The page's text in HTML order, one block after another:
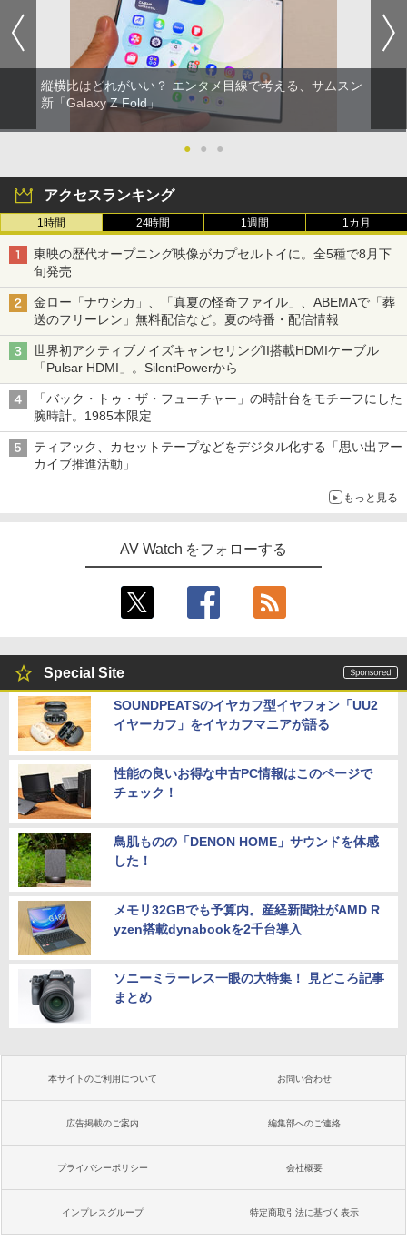
縦横比はどれがいい？ エンタメ目線で考える、サムスン
新「Galaxy Z Fold」
● ● ●
アクセスランキング
1時間 24時間 1週間 1カ月
東映の歴代オープニング映像がカプセルトイに。全5種で8月下
旬発売
金ロー「ナウシカ」、「真夏の怪奇ファイル」、ABEMAで「葬
送のフリーレン」無料配信など。夏の特番・配信情報
世界初アクティブノイズキャンセリングII搭載HDMIケーブル
「Pulsar HDMI」。SilentPowerから
「バック・トゥ・ザ・フューチャー」の時計台をモチーフにした
腕時計。1985本限定
ティアック、カセットテープなどをデジタル化する「思い出アー
カイブ推進活動」
もっと見る
AV Watch をフォローする
Special Site
SOUNDPEATSのイヤカフ型イヤフォン「UU2
イヤーカフ」をイヤカフマニアが語る
性能の良いお得な中古PC情報はこのページで
チェック！
鳥肌ものの「DENON HOME」サウンドを体感
した！
メモリ32GBでも予算内。産経新聞社がAMD R
yzen搭載dynabookを2千台導入
ソニーミラーレス一眼の大特集！ 見どころ記事
まとめ
本サイトのご利用について お問い合わせ
広告掲載のご案内 編集部へのご連絡
プライバシーポリシー 会社概要
インプレスグループ 特定商取引法に基づく表示